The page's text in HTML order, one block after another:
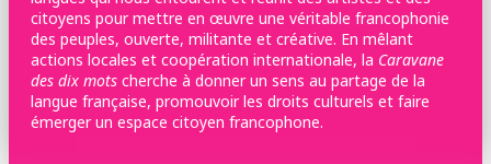
citoyens pour mettre en œuvre une véritable francophonie
des peuples, ouverte, militante et créative. En mêlant
actions locales et coopération internationale, la Caravane
des dix mots cherche à donner un sens au partage de la
langue française, promouvoir les droits culturels et faire
émerger un espace citoyen francophone.